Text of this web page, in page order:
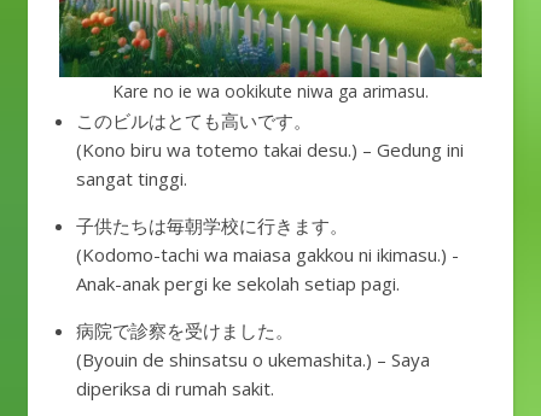
Kare no ie wa ookikute niwa ga arimasu.
このビルはとても高いです。
(Kono biru wa totemo takai desu.) – Gedung ini
sangat tinggi.
子供たちは毎朝学校に行きます。
(Kodomo-tachi wa maiasa gakkou ni ikimasu.) -
Anak-anak pergi ke sekolah setiap pagi.
病院で診察を受けました。
(Byouin de shinsatsu o ukemashita.) – Saya
diperiksa di rumah sakit.